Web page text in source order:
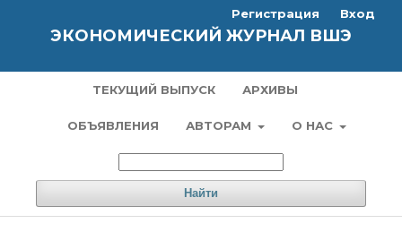
ЭКОНОМИЧЕСКИЙ ЖУРНАЛ ВШЭ
ТЕКУЩИЙ ВЫПУСК АРХИВЫ
ОБЪЯВЛЕНИЯ АВТОРАМ О НАС
Найти
Регистрация Вход